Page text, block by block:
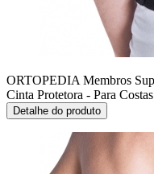
ORTOPEDIA Membros
Cinta Protetora - Para
Detalhe do produto